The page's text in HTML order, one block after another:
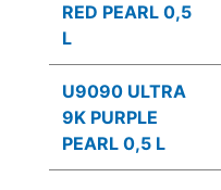
RED PEARL 0,5
L
U9090 ULTRA
9K PURPLE
PEARL 0,5 L